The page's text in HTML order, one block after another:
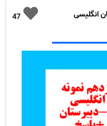
47
انگلیسی